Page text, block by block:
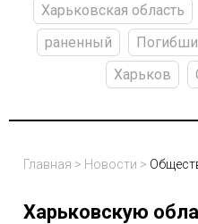
Харьковская область
раненный
Харьков
Главная > Новости >
Харьковскую